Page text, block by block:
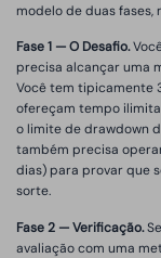
modelo de duas fases,
Fase 1 — O Desafio.
precisa alcançar uma
Você tem tipicamente
ofereçam tempo
o limite de drawdown
também precisa
dias) para provar que
sorte.
Fase 2 — Verificação.
avaliação com uma